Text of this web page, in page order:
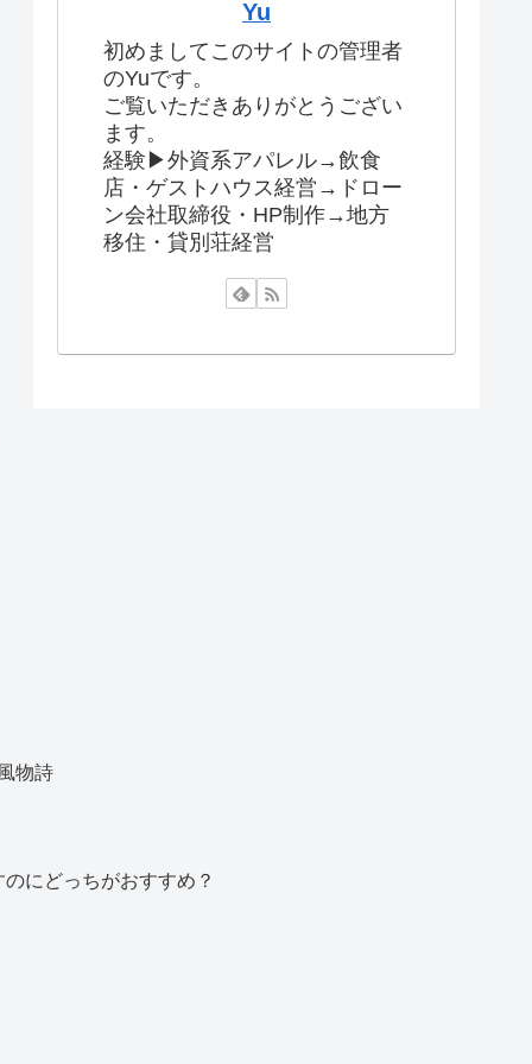
Yu
初めましてこのサイトの管理者
のYuです。
ご覧いただきありがとうござい
ます。
経験▶︎外資系アパレル→飲食
店・ゲストハウス経営→ドロー
ン会社取締役・HP制作→地方
移住・貸別荘経営
物詩
にどっちがおすすめ？